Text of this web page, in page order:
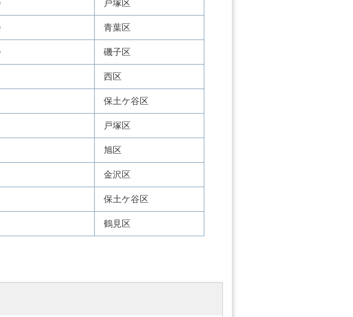
戸塚区
青葉区
磯子区
西区
保土ケ谷区
戸塚区
旭区
金沢区
保土ケ谷区
鶴見区